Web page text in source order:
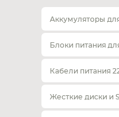
Аккумуляторы
Блоки питания
Кабели питания
Жесткие диски и